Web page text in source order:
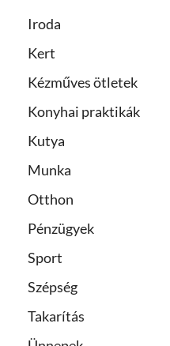
Iroda
Kert
Kézműves ötletek
Konyhai praktikák
Kutya
Munka
Otthon
Pénzügyek
Sport
Szépség
Takarítás